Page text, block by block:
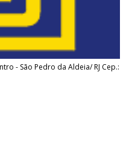
- São Pedro da Aldeia/ RJ Cep.: